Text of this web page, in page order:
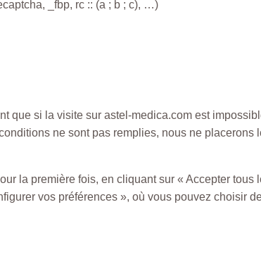
_fbp, rc :: (a ; b ; c), …)
que si la visite sur astel-medica.com est
ne sont pas remplies, nous ne placerons
la première fois, en cliquant sur « Accepter tous
vos préférences », où vous pouvez choisir